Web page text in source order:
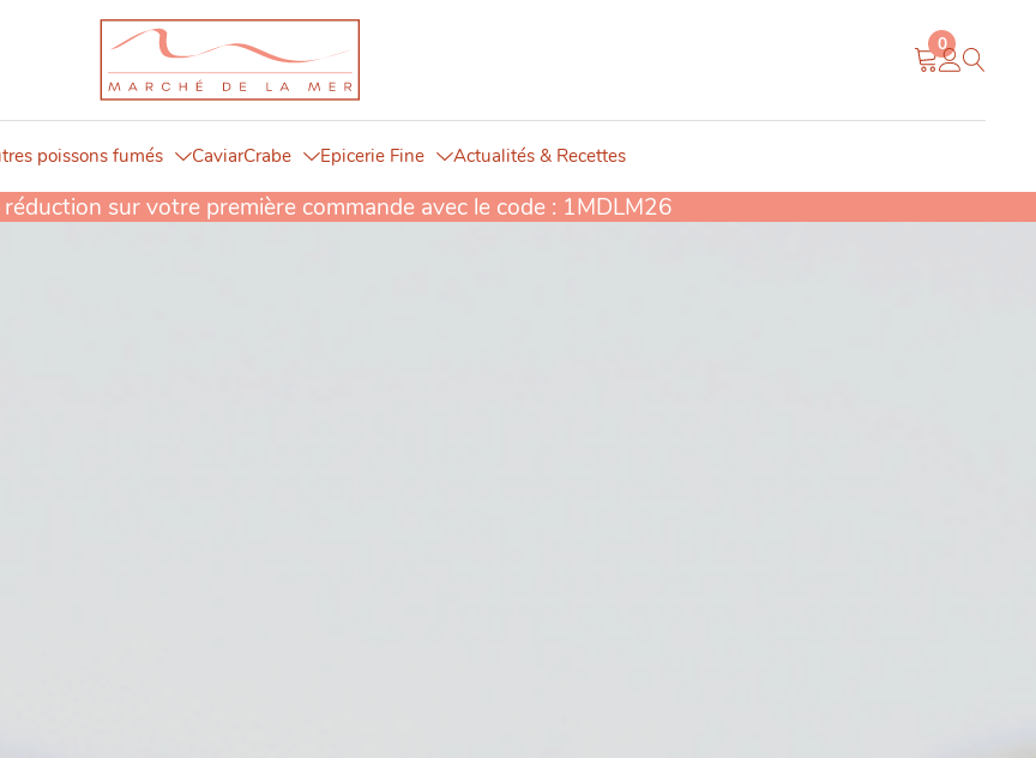
0
poissons fumés CaviarCrabe Epicerie Fine Actualités & Recettes
sur votre première commande avec le code : 1MDLM26